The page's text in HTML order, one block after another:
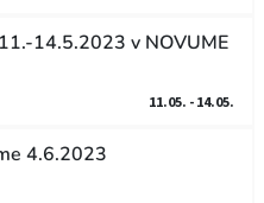
14.5.2023 v NOVUME
11.05. - 14.05.
4.6.2023